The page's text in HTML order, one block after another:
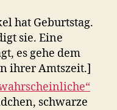
hat Geburtstag.
sie. Eine
es gehe dem
ihrer Amtszeit.]
schwarze